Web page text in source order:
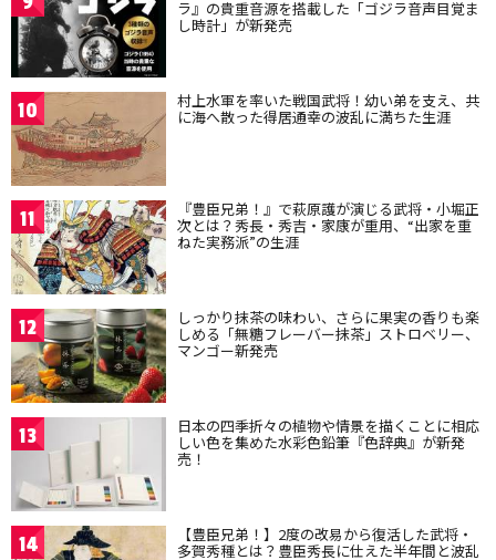
ラ』の貴重音源を搭載した「ゴジラ音声目覚ま
し時計」が新発売
10 村上水軍を率いた戦国武将！幼い弟を支え、共
に海へ散った得居通幸の波乱に満ちた生涯
11 『豊臣兄弟！』で萩原護が演じる武将・小堀正
次とは？秀長・秀吉・家康が重用、“出家を重
ねた実務派”の生涯
12 しっかり抹茶の味わい、さらに果実の香りも楽
しめる「無糖フレーバー抹茶」ストロベリー、
マンゴー新発売
13 日本の四季折々の植物や情景を描くことに相応
しい色を集めた水彩色鉛筆『色辞典』が新発
売！
14 【豊臣兄弟！】2度の改易から復活した武将・
多賀秀種とは？豊臣秀長に仕えた半年間と波乱